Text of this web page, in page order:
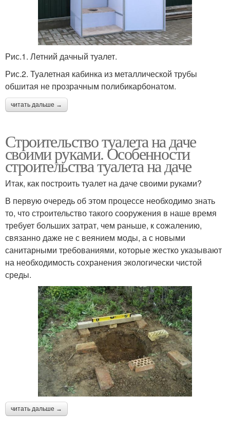
Рис.1. Летний дачный туалет.
Рис.2. Туалетная кабинка из металлической трубы
обшитая не прозрачным полибикарбонатом.
читать дальше →
Строительство туалета на даче
своими руками. Особенности
строительства туалета на даче
Итак, как построить туалет на даче своими руками?
В первую очередь об этом процессе необходимо знать
то, что строительство такого сооружения в наше время
требует больших затрат, чем раньше, к сожалению,
связанно даже не с веянием моды, а с новыми
санитарными требованиями, которые жестко указывают
на необходимость сохранения экологически чистой
среды.
читать дальше →